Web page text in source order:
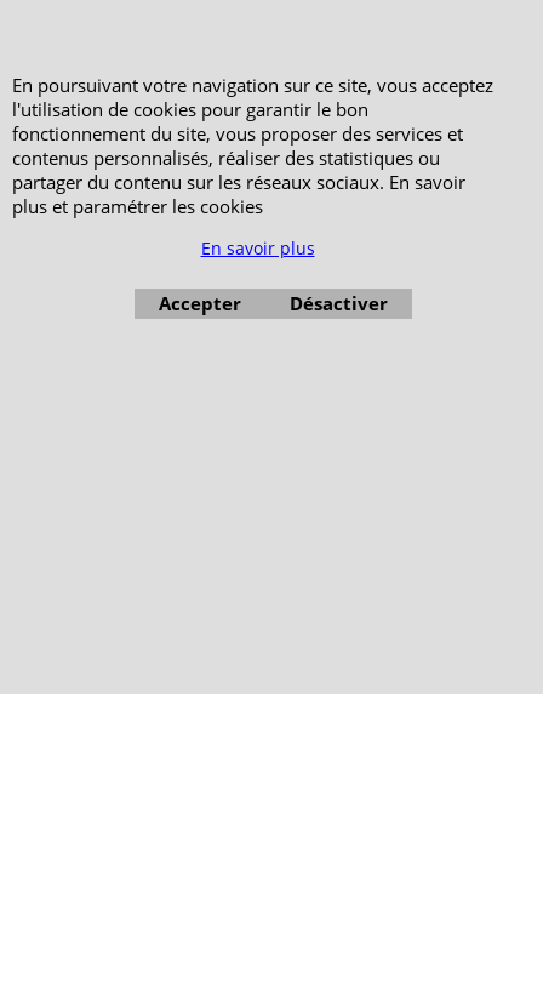
Boutique en ligne créés avec le logiciel eCommerce ShopFactory
En poursuivant votre navigation sur ce site, vous acceptez
l'utilisation de cookies pour garantir le bon
fonctionnement du site, vous proposer des services et
contenus personnalisés, réaliser des statistiques ou
partager du contenu sur les réseaux sociaux. En savoir
plus et paramétrer les cookies
En savoir plus
Accepter Désactiver